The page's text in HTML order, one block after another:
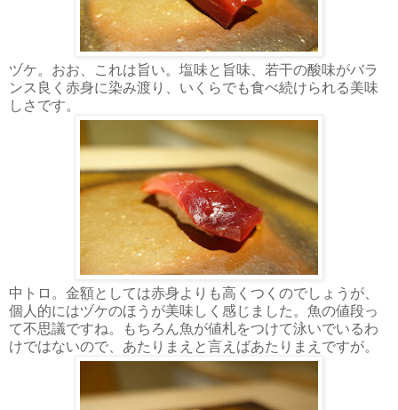
ヅケ。おお、これは旨い。塩味と旨味、若干の酸味がバラ
ンス良く赤身に染み渡り、いくらでも食べ続けられる美味
しさです。
中トロ。金額としては赤身よりも高くつくのでしょうが、
個人的にはヅケのほうが美味しく感じました。魚の値段っ
て不思議ですね。もちろん魚が値札をつけて泳いでいるわ
けではないので、あたりまえと言えばあたりまえですが。